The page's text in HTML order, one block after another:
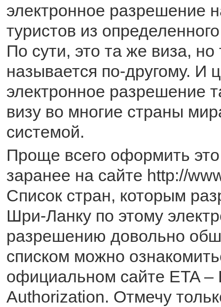
электронное разрешение
туристов из
По сути, это та же виза, но
называется по-другому. И
электронное разрешение
визу во многие страны
системой.
Проще всего оформить
заранее на сайте http://
Список стран, которым
Шри-Ланку по этому
разрешению довольно
списком можно
официальном сайте ETA –
Authorization. Отмечу